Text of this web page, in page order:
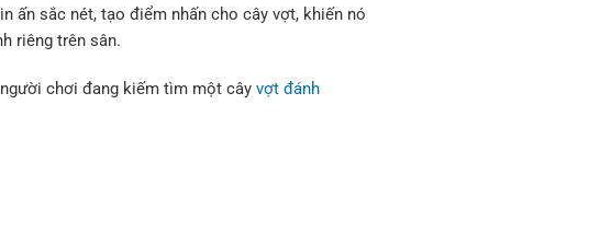
ấn sắc nét, tạo điểm nhấn cho cây vợt, khiến nó
riêng trên sân.
chơi đang kiếm tìm một câyvợt đánh